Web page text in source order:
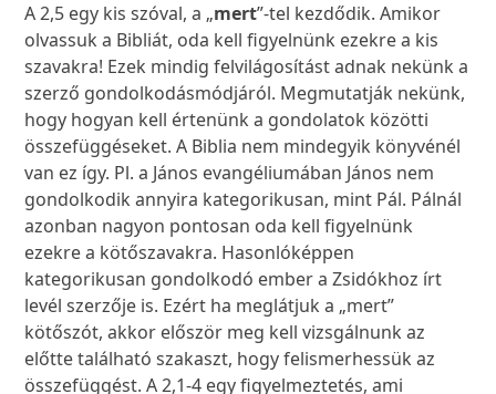
A 2,5 egy kis szóval, a „mert”-tel kezdődik. Amikor
olvassuk a Bibliát, oda kell figyelnünk ezekre a kis
szavakra! Ezek mindig felvilágosítást adnak nekünk a
szerző gondolkodásmódjáról. Megmutatják nekünk,
hogy hogyan kell értenünk a gondolatok közötti
összefüggéseket. A Biblia nem mindegyik könyvénél
van ez így. Pl. a János evangéliumában János nem
gondolkodik annyira kategorikusan, mint Pál. Pálnál
azonban nagyon pontosan oda kell figyelnünk
ezekre a kötőszavakra. Hasonlóképpen
kategorikusan gondolkodó ember a Zsidókhoz írt
levél szerzője is. Ezért ha meglátjuk a „mert”
kötőszót, akkor először meg kell vizsgálnunk az
előtte található szakaszt, hogy felismerhessük az
összefüggést. A 2,1-4 egy figyelmeztetés, ami